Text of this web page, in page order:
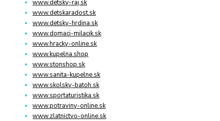
www.detsky-raj.sk
www.detskaradost.sk
www.detsky-hrdina.sk
www.domaci-milacik.sk
www.hracky-online.sk
www.kupelna.shop
www.stonshop.sk
www.sanita-kupelne.sk
www.skolsky-batoh.sk
www.sportaturistika.sk
www.potraviny-online.sk
www.zlatnictvo-online.sk